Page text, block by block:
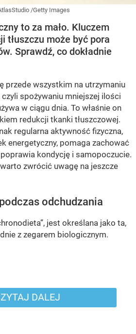
/Getty Images
to za mało. Kluczem
tłuszczu może być pora
Sprawdź, co dokładnie
przede wszystkim na utrzymaniu
spożywaniu mniejszej ilości
w ciągu dnia. To właśnie on
redukcji tkanki tłuszczowej.
regularna aktywność fizyczna,
energetyczny, pomaga zachować
kondycję i samopoczucie.
zwrócić uwagę na jeszcze
odchudzania
jest określana jako ta,
z zegarem biologicznym.
DALEJ